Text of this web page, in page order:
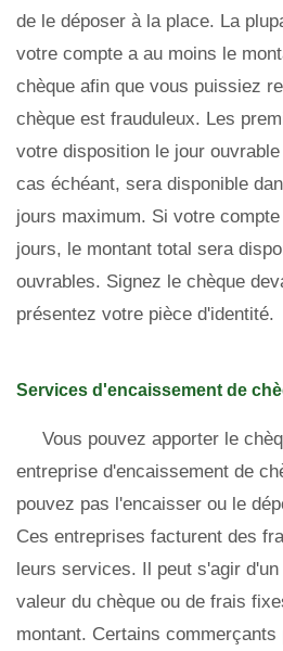
de le déposer à la place. La
votre compte a au moins le
chèque afin que vous puissiez
chèque est frauduleux. Les
votre disposition le jour
cas échéant, sera disponible
jours maximum. Si votre
jours, le montant total sera
ouvrables. Signez le chèque
présentez votre pièce d'identité.
Services d'encaissement de
Vous pouvez apporter le
entreprise d'encaissement de
pouvez pas l'encaisser ou le
Ces entreprises facturent des
leurs services. Il peut s'agir
valeur du chèque ou de frais
montant. Certains commerçants